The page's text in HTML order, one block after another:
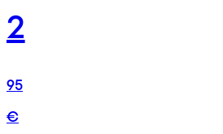
2
95
€